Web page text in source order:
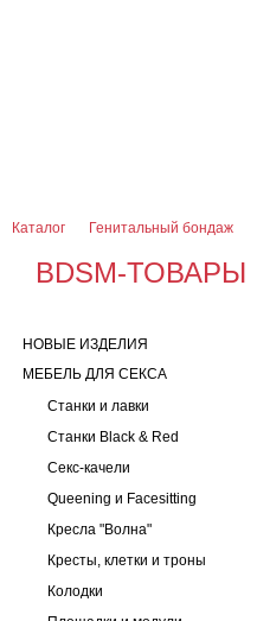
Каталог Генитальный бондаж
BDSM-ТОВАРЫ
НОВЫЕ ИЗДЕЛИЯ
МЕБЕЛЬ ДЛЯ СЕКСА
Станки и лавки
Станки Black & Red
Секс-качели
Queening и Facesitting
Кресла "Волна"
Кресты, клетки и троны
Колодки